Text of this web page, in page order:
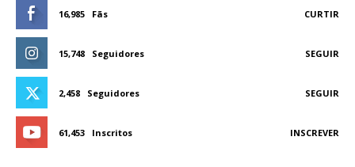
16,985 Fãs CURTIR
15,748 Seguidores SEGUIR
2,458 Seguidores SEGUIR
61,453 Inscritos INSCREVER